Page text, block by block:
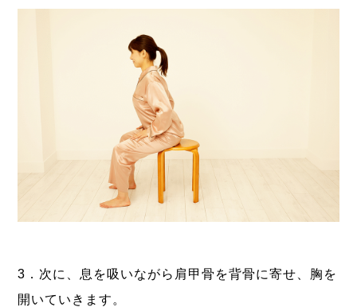
3．次に、息を吸いながら肩甲骨を背骨に寄せ、胸を
開いていきます。